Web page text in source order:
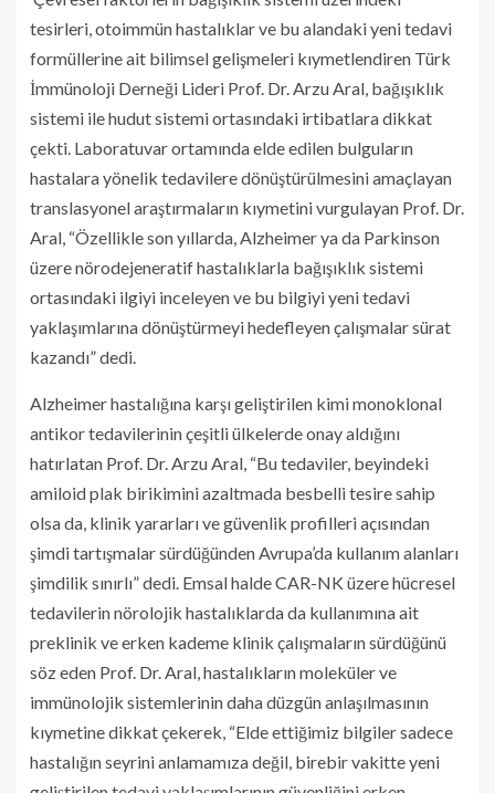
tesirleri, otoimmün hastalıklar ve bu alandaki yeni tedavi
formüllerine ait bilimsel gelişmeleri kıymetlendiren Türk
İmmünoloji Derneği Lideri Prof. Dr. Arzu Aral, bağışıklık
sistemi ile hudut sistemi ortasındaki irtibatlara dikkat
çekti. Laboratuvar ortamında elde edilen bulguların
hastalara yönelik tedavilere dönüştürülmesini amaçlayan
translasyonel araştırmaların kıymetini vurgulayan Prof. Dr.
Aral, “Özellikle son yıllarda, Alzheimer ya da Parkinson
üzere nörodejeneratif hastalıklarla bağışıklık sistemi
ortasındaki ilgiyi inceleyen ve bu bilgiyi yeni tedavi
yaklaşımlarına dönüştürmeyi hedefleyen çalışmalar sürat
kazandı” dedi.
Alzheimer hastalığına karşı geliştirilen kimi monoklonal
antikor tedavilerinin çeşitli ülkelerde onay aldığını
hatırlatan Prof. Dr. Arzu Aral, “Bu tedaviler, beyindeki
amiloid plak birikimini azaltmada besbelli tesire sahip
olsa da, klinik yararları ve güvenlik profilleri açısından
şimdi tartışmalar sürdüğünden Avrupa’da kullanım alanları
şimdilik sınırlı” dedi. Emsal halde CAR-NK üzere hücresel
tedavilerin nörolojik hastalıklarda da kullanımına ait
preklinik ve erken kademe klinik çalışmaların sürdüğünü
söz eden Prof. Dr. Aral, hastalıkların moleküler ve
immünolojik sistemlerinin daha düzgün anlaşılmasının
kıymetine dikkat çekerek, “Elde ettiğimiz bilgiler sadece
hastalığın seyrini anlamamıza değil, birebir vakitte yeni